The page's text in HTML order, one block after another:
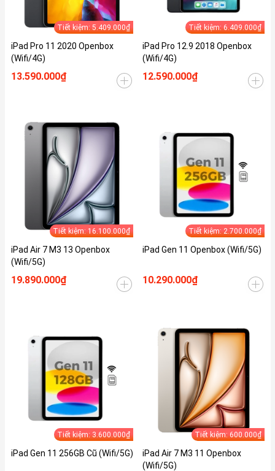
Tiết kiệm: 5.409.000₫
iPad Pro 11 2020 Openbox
(Wifi/4G)
13.590.000₫
Tiết kiệm: 6.409.000₫
iPad Pro 12.9 2018 Openbox
(Wifi/4G)
12.590.000₫
Tiết kiệm: 16.100.000₫
iPad Air 7 M3 13 Openbox
(Wifi/5G)
19.890.000₫
Tiết kiệm: 2.700.000₫
iPad Gen 11 Openbox (Wifi/5G)
10.290.000₫
Tiết kiệm: 3.600.000₫
iPad Gen 11 256GB Cũ (Wifi/5G)
Tiết kiệm: 600.000₫
iPad Air 7 M3 11 Openbox
(Wifi/5G)